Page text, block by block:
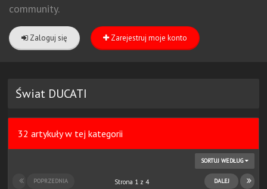
community.
Zaloguj się Zarejestruj moje konto
Świat DUCATI
32 artykuły w tej kategorii
SORTUJ WEDŁUG
POPRZEDNIA DALEJ
Strona 1 z 4